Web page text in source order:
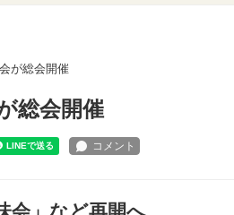
が総会開催
総会開催